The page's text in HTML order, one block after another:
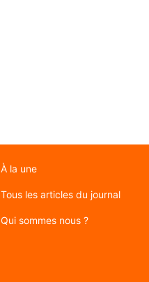
À la une
Tous les articles du journal
Qui sommes nous ?